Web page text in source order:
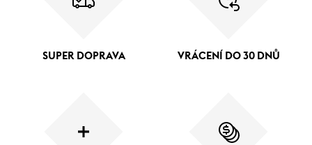
SUPER DOPRAVA VRÁCENÍ DO 30 DNŮ